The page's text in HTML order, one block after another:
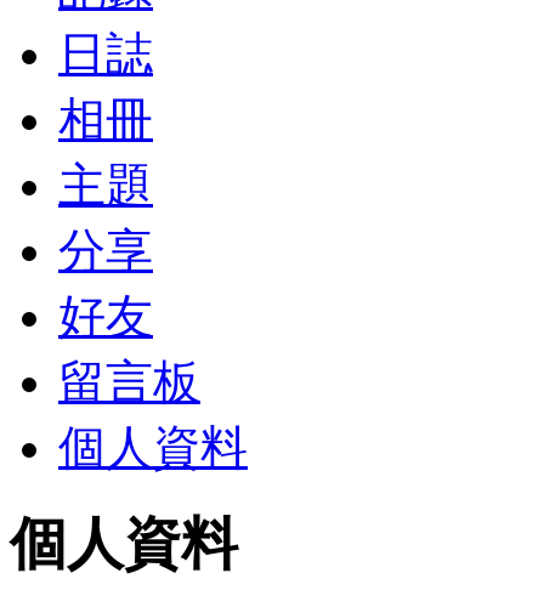
日誌
相冊
主題
分享
好友
留言板
個人資料
個人資料